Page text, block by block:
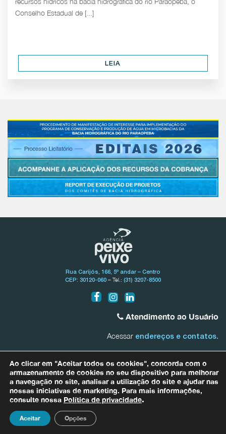
Conselho Estadual de [...]
LEIA
Rua Carijós, 166, 5º andar – Centro
CEP: 30120-060 – Tel.: (31) 3207-8500
Atendimento ao Usuário
Acessar endereços e contatos.
0800.031.1607
Bacias Afluentes Mineiras do Rio São Francisco0800.031.1608
Para quaisquer informações relacionadas a dados pessoais entre em
contato com nosso Encarregado de Proteção de Dados (DPO) por meio
Ao clicar em "Aceitar todos os cookies", concorda com o
armazenamento de cookies no seu dispositivo para melhorar
a navegação no site, analisar a utilização do site e ajudar nas
nossas iniciativas de marketing. Para mais informações,
consulte nossa Política de privacidade.
Aceitar Opções